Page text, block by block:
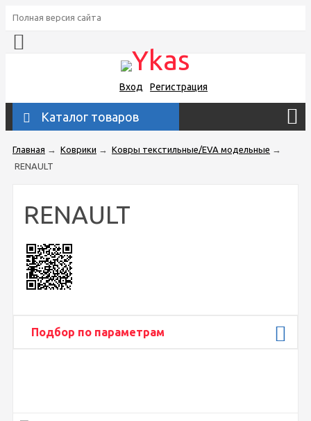
Полная версия сайта
Вход Регистрация
Каталог товаров
Главная → Коврики → Ковры текстильные/EVA модельные →
RENAULT
RENAULT
Подбор по параметрам